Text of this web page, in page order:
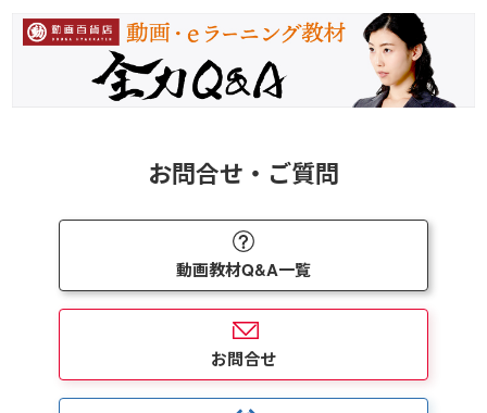
お問合せ・ご質問
動画教材Q&A一覧
お問合せ